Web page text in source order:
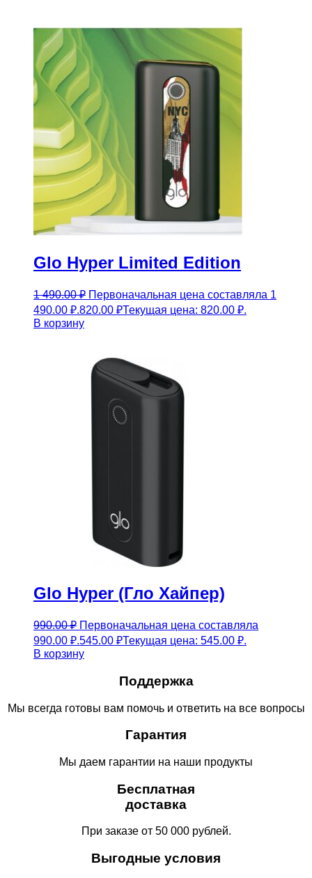
Glo Hyper Limited Edition
1 490.00₽ Первоначальная цена составляла 1
490.00 ₽.820.00 ₽Текущая цена: 820.00 ₽.
В корзину
Glo Hyper (Гло Хайпер)
990.00₽ Первоначальная цена составляла
990.00 ₽.545.00 ₽Текущая цена: 545.00 ₽.
В корзину
Поддержка
Мы всегда готовы вам помочь и ответить на все вопросы
Гарантия
Мы даем гарантии на наши продукты
Бесплатная
доставка
При заказе от 50 000 рублей.
Выгодные условия